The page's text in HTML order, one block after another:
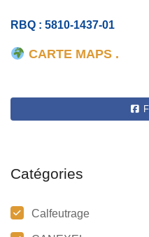
RBQ : 5810-1437-01
CARTE MAPS .
Catégories
Calfeutrage